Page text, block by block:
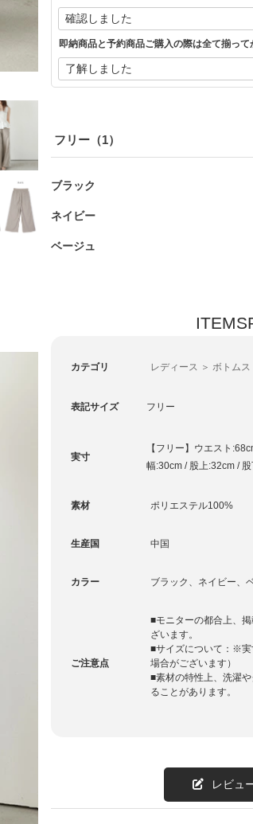
即納商品と予約商品ご購入の際は全て揃って
フリー（1）
ブラック
ネイビー
ベージュ
カテゴリ レディース ＞ ボトムス
表記サイズ フリー
実寸
【フリー】ウエスト
幅:30cm / 股上:32cm /
素材 ポリエステル100%
生産国 中国
カラー ブラック、ネイビー、
ご注意点
■モニターの都合上、
ざいます。
■サイズについて：※実
場合がございます）
■素材の特性上、洗濯
ることがあります。
レビュ